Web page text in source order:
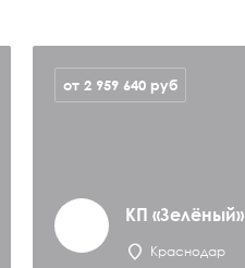
КП «Зелёный»
Краснодар
от 2 959 640 руб